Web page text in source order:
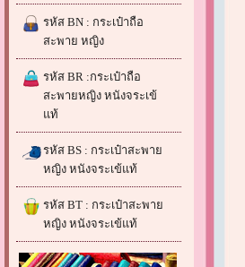
รหัส BN : กระเป๋าถือ
สะพาย หญิง
รหัส BR :กระเป๋าถือ
สะพายหญิง หนังจระเข้
แท้
รหัส BS : กระเป๋าสะพาย
หญิง หนังจระเข้แท้
รหัส BT : กระเป๋าสะพาย
หญิง หนังจระเข้แท้